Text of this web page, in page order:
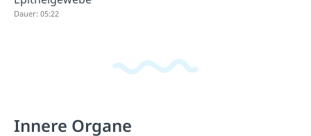
Dauer: 05:22
Innere Organe